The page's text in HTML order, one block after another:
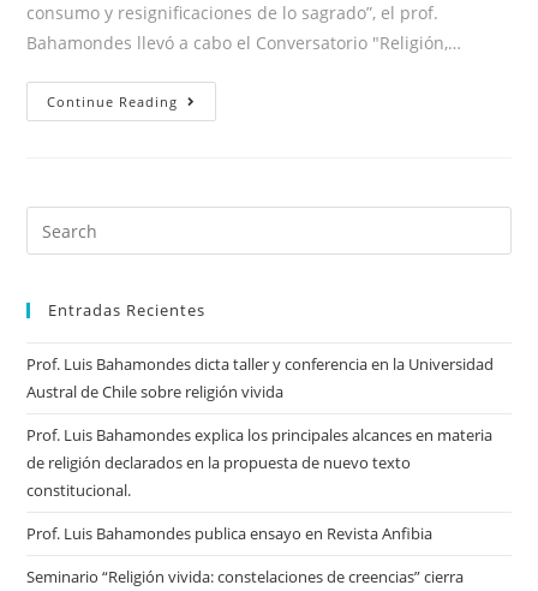
consumo y resignificaciones de lo sagrado”, el prof.
Bahamondes llevó a cabo el Conversatorio "Religión,…
Continue Reading
Entradas Recientes
Prof. Luis Bahamondes dicta taller y conferencia en la Universidad
Austral de Chile sobre religión vivida
Prof. Luis Bahamondes explica los principales alcances en materia
de religión declarados en la propuesta de nuevo texto
constitucional.
Prof. Luis Bahamondes publica ensayo en Revista Anfibia
Seminario “Religión vivida: constelaciones de creencias” cierra